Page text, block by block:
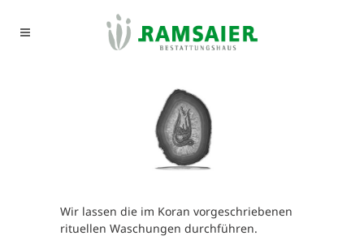
Wir lassen die im Koran vorgeschriebenen
rituellen Waschungen durchführen.